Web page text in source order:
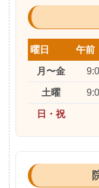
曜日 午前
月〜金
土曜
日・祝